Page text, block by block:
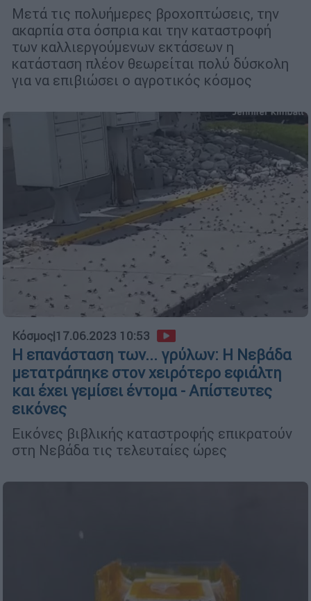
Μετά τις πολυήμερες βροχοπτώσεις, την
ακαρπία στα όσπρια και την καταστροφή
των καλλιεργούμενων εκτάσεων η
κατάσταση πλέον θεωρείται πολύ δύσκολη
για να επιβιώσει ο αγροτικός κόσμος
Κόσμος|17.06.2023 10:53
Η επανάσταση των... γρύλων: Η Νεβάδα
μετατράπηκε στον χειρότερο εφιάλτη
και έχει γεμίσει έντομα - Απίστευτες
εικόνες
Εικόνες βιβλικής καταστροφής επικρατούν
στη Νεβάδα τις τελευταίες ώρες